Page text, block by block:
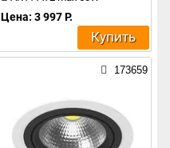
Цена: 3 997 Р.
Купить
173659